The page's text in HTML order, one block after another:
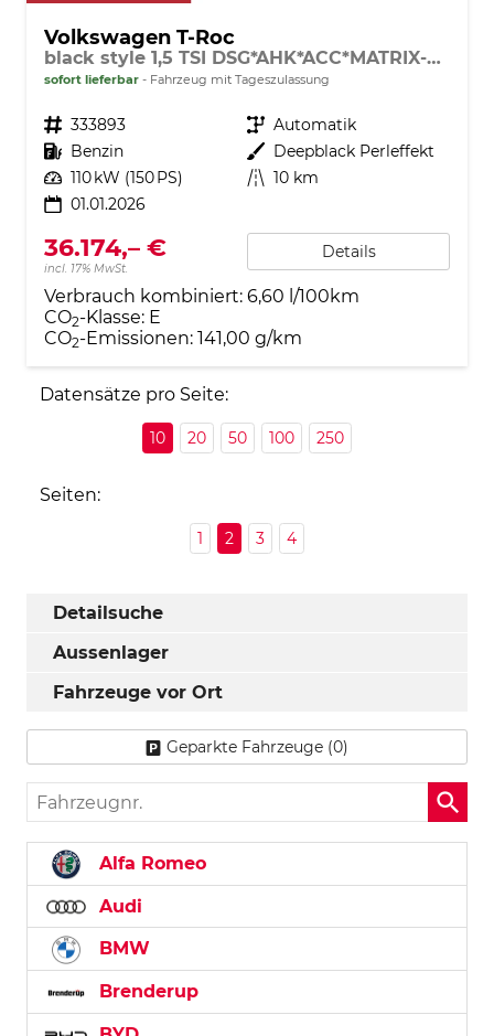
Volkswagen T-Roc
black style 1,5 TSI DSG*AHK*ACC*MATRIX-LED*SHZ*PDC*KAMERA*TEMPOMAT*19-ZOLL
sofort lieferbar Fahrzeug mit Tageszulassung
Fahrzeugnr. 333893 Getriebe Automatik
Kraftstoff Benzin Außenfarbe Deepblack Perleffekt
Leistung 110 kW (150 PS) Kilometerstand 10 km
01.01.2026
36.174,– €
incl. 17% MwSt.
Details
Verbrauch kombiniert: 6,60 l/100km
CO2-Klasse: E
CO2-Emissionen: 141,00 g/km
Datensätze pro Seite:
10 20 50 100 250
Seiten:
1 2 3 4
Detailsuche
Aussenlager
Fahrzeuge vor Ort
Geparkte Fahrzeuge (0)
Fahrzeugnr.
Alfa Romeo
Audi
BMW
Brenderup